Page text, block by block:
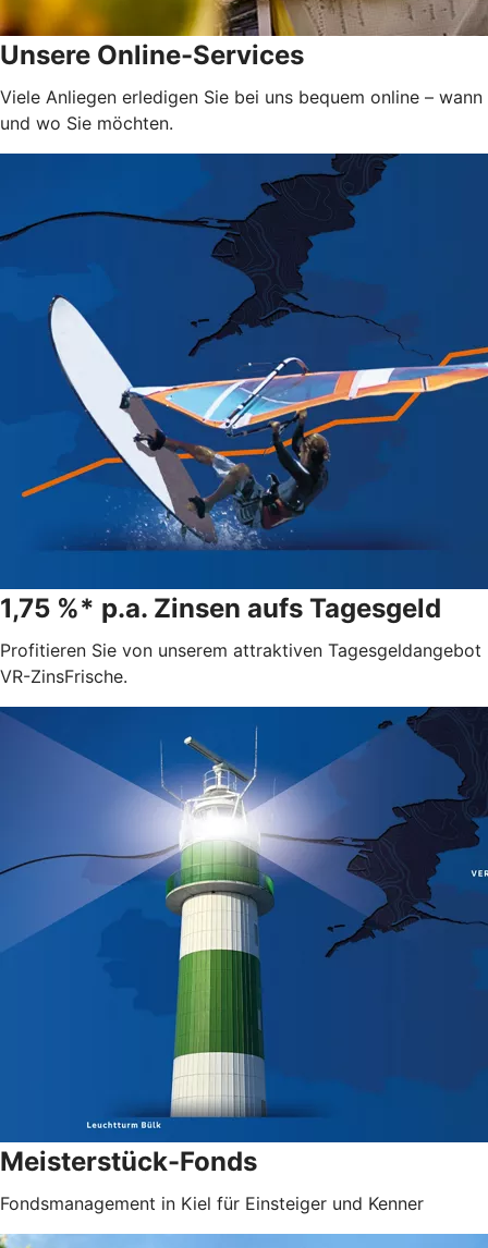
Unsere Online-Services
Viele Anliegen erledigen Sie bei uns bequem online – wann
und wo Sie möchten.
1,75 %* p.a. Zinsen aufs Tagesgeld
Profitieren Sie von unserem attraktiven Tagesgeldangebot
VR-ZinsFrische.
Meisterstück-Fonds
Fondsmanagement in Kiel für Einsteiger und Kenner